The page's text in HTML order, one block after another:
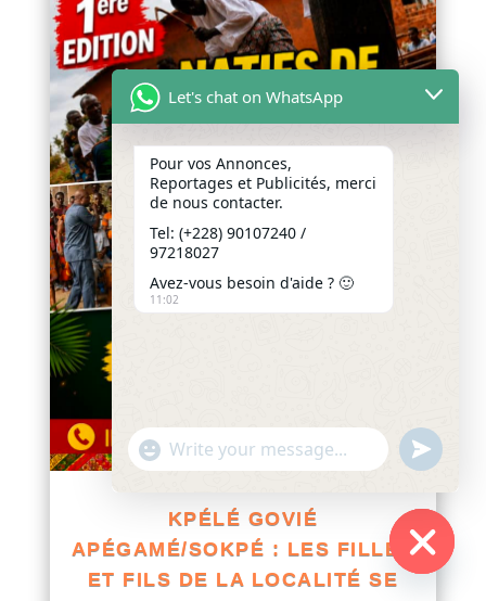
KPÉLÉ GOVIÉ
APÉGAMÉ/SOKPÉ : LES FILLES
ET FILS DE LA LOCALITÉ SE
Let's chat on WhatsApp
Pour vos Annonces,
Reportages et Publicités, merci
de nous contacter.
Tel: (+228) 90107240 /
97218027
Avez-vous besoin d'aide ? 🙂
11:02
"+chaty_settings.lang.emoji_picker+"
WhatsApp
undefined